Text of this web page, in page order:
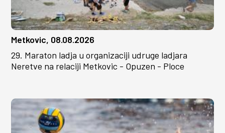
Metkovic, 08.08.2026
29. Maraton ladja u organizaciji udruge ladjara
Neretve na relaciji Metkovic - Opuzen - Ploce